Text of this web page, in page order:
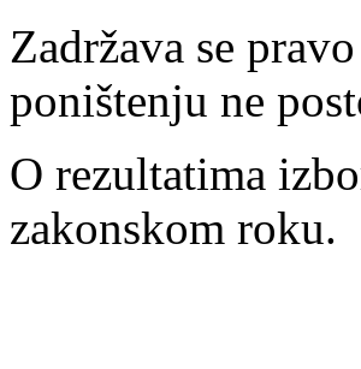
Zadržava se
poništenju ne
O rezultatima
zakonskom roku.